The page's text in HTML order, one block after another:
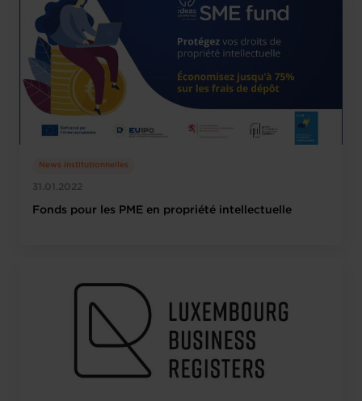
31.01.2022
News institutionnelles
Fonds pour les PME en propriété intellectuelle